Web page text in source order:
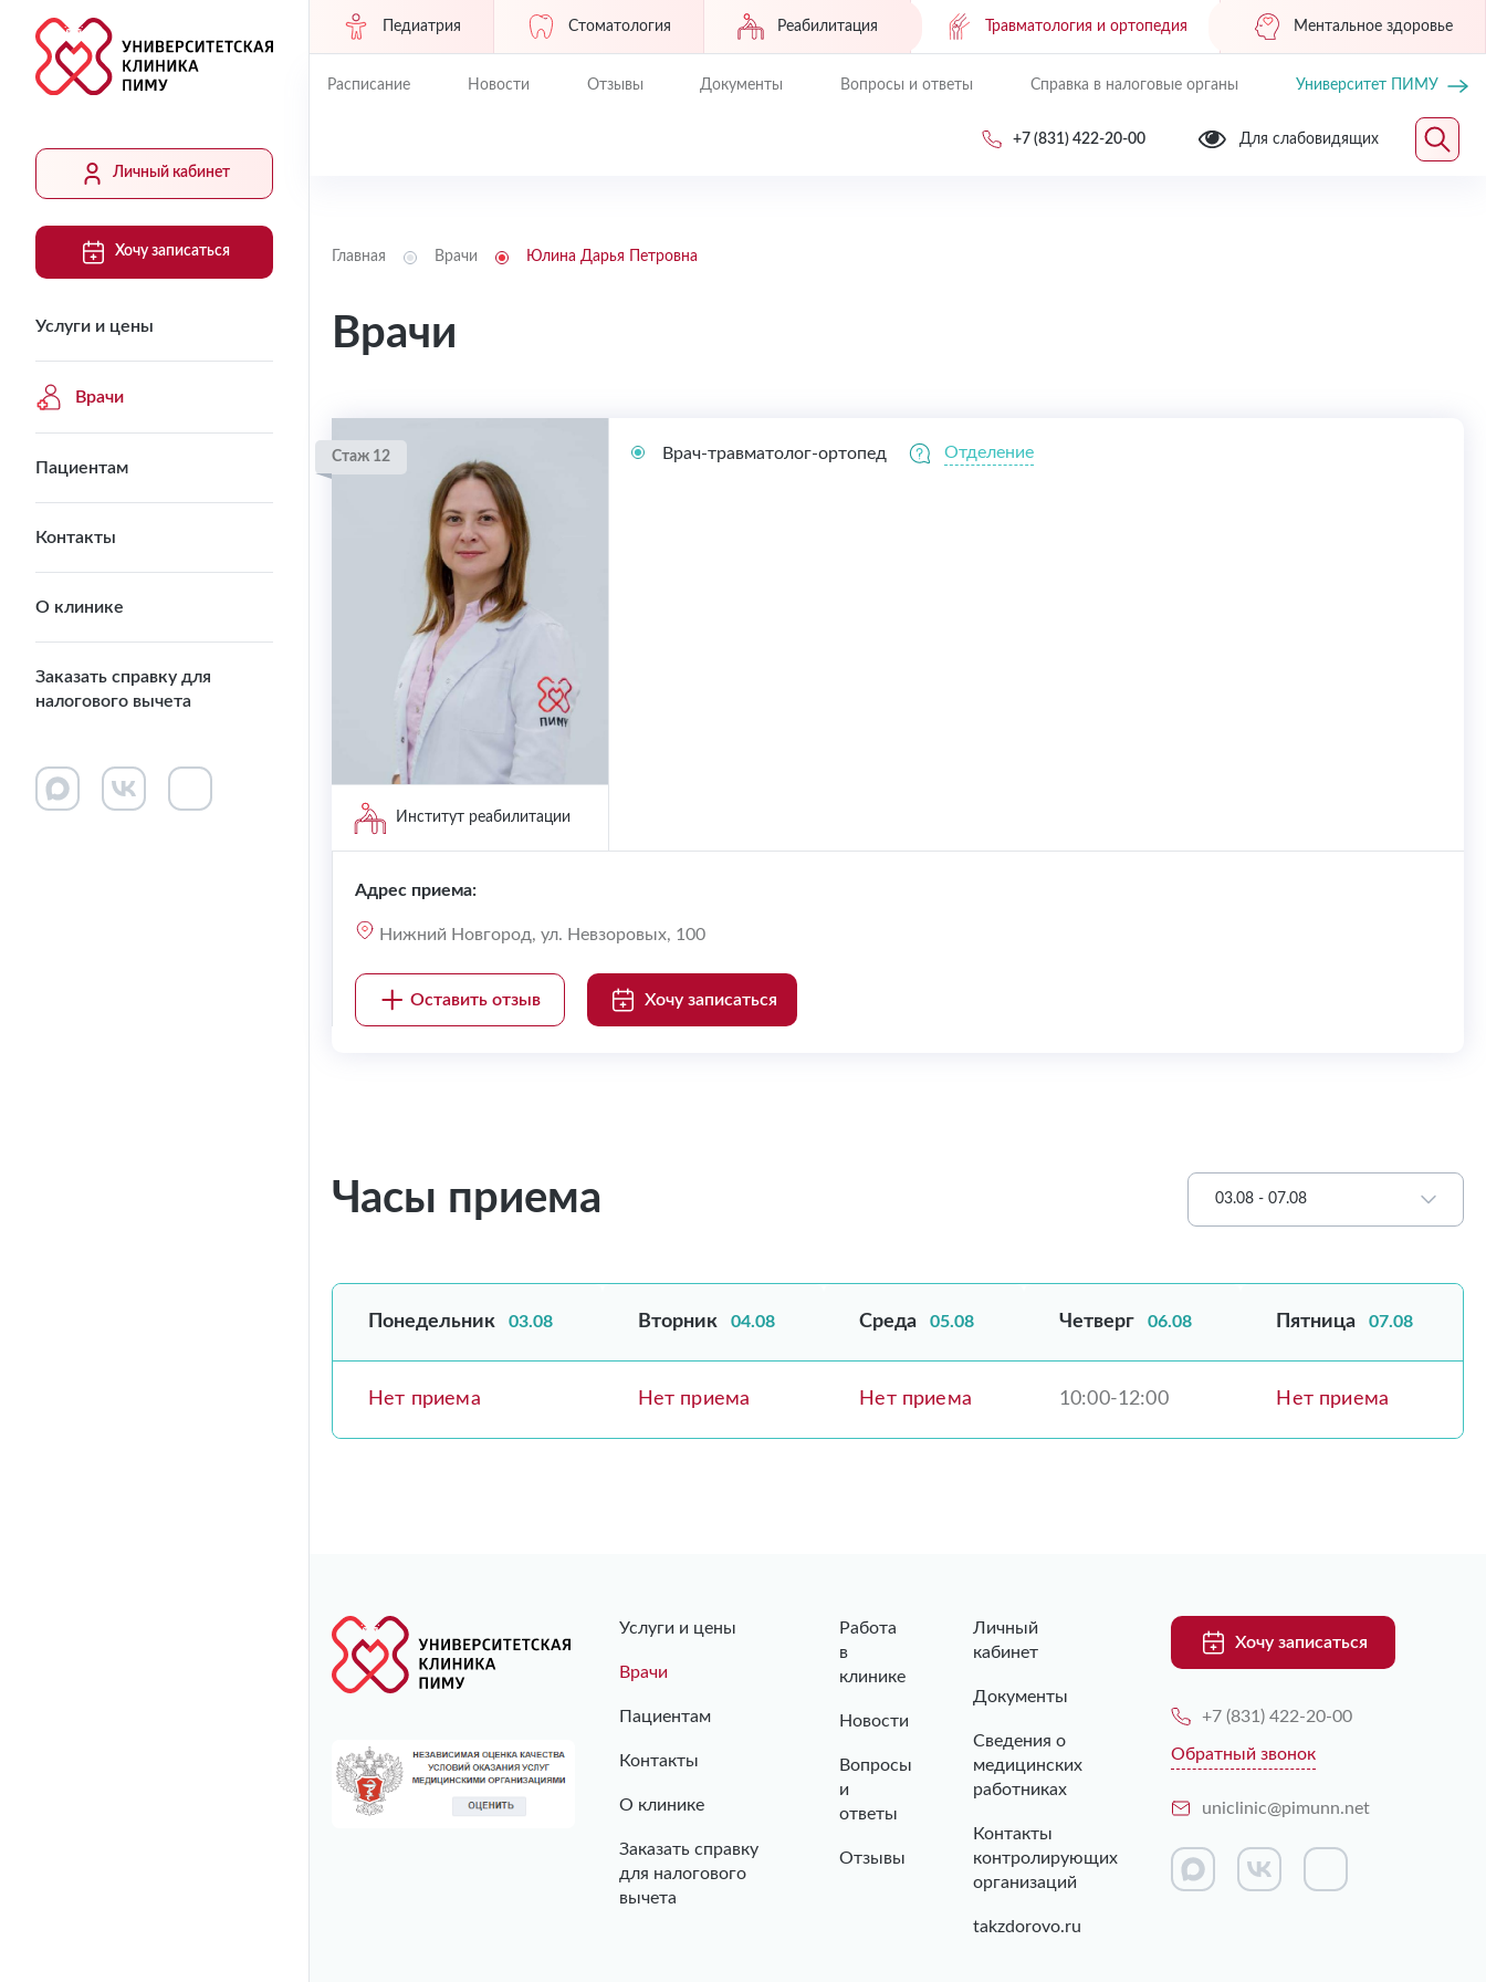
Личный кабинет
Хочу записаться
Услуги и цены
Врачи
Пациентам
Контакты
О клинике
Заказать справку для
налогового вычета
Педиатрия Стоматология Реабилитация Травматология и ортопедия Ментальное здоровье
Расписание Новости Отзывы Документы Вопросы и ответы Справка в налоговые органы Университет ПИМУ
+7 (831) 422-20-00 Для слабовидящих
Главная Врачи Юлина Дарья Петровна
Врачи
Стаж 12
Институт реабилитации
Врач-травматолог-ортопед Отделение
Адрес приема:
Нижний Новгород, ул. Невзоровых, 100
Оставить отзыв Хочу записаться
Часы приема 03.08 - 07.08
Понедельник 03.08
Нет приема
Вторник 04.08
Нет приема
Среда 05.08
Нет приема
Четверг 06.08
10:00-12:00
Пятница 07.08
Нет приема
Услуги и цены
Врачи
Пациентам
Контакты
О клинике
Заказать справку
для налогового
вычета
Работа
в
клинике
Новости
Вопросы
и
ответы
Отзывы
Личный
кабинет
Документы
Сведения о
медицинских
работниках
Контакты
контролирующих
организаций
takzdorovo.ru
Хочу записаться
+7 (831) 422-20-00
Обратный звонок
uniclinic@pimunn.net